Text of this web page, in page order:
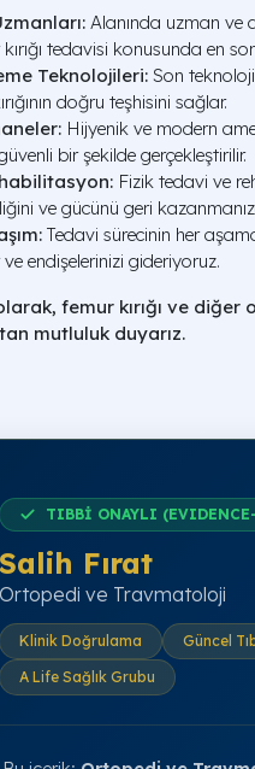
Alanında uzman ve
tedavisi konusunda en
Teknolojileri: Son
doğru teşhisini sağlar.
Hijyenik ve modern
bir şekilde gerçekleştirilir.
Fizik tedavi ve
ve gücünü geri
Tedavi sürecinin her
ve endişelerinizi gideriyoruz.
femur kırığı ve diğer
mutluluk duyarız.
TIBBİ ONAYLI (EVIDENCE-
Salih Fırat
Ortopedi ve Travmatoloji
Klinik Doğrulama
Güncel
A Life Sağlık Grubu